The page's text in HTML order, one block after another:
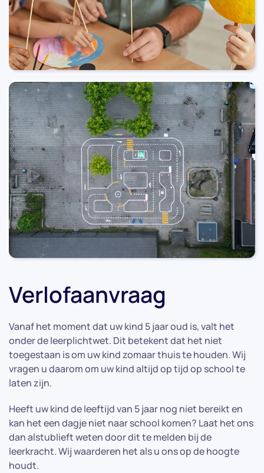
Verlofaanvraag
Vanaf het moment dat uw kind 5 jaar oud is, valt het
onder de leerplichtwet. Dit betekent dat het niet
toegestaan is om uw kind zomaar thuis te houden. Wij
vragen u daarom om uw kind altijd op tijd op school te
laten zijn.
Heeft uw kind de leeftijd van 5 jaar nog niet bereikt en
kan het een dagje niet naar school komen? Laat het ons
dan alstublieft weten door dit te melden bij de
leerkracht. Wij waarderen het als u ons op de hoogte
houdt.